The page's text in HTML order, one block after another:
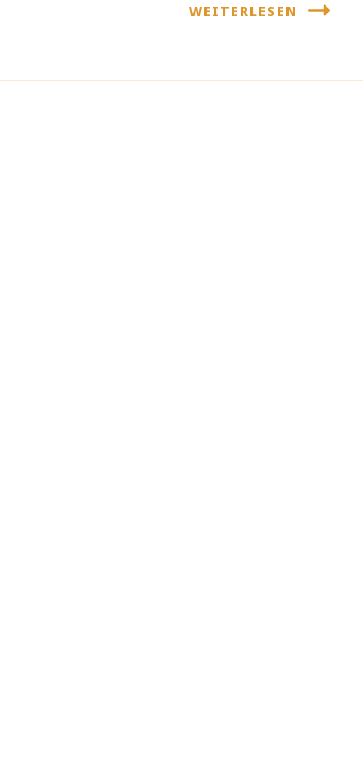
WEITERLESEN